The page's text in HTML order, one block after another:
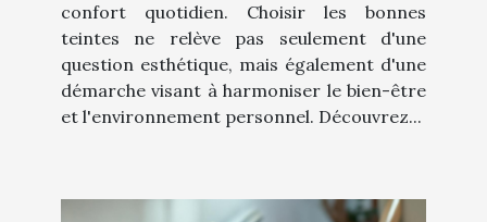
confort quotidien. Choisir les bonnes
teintes ne relève pas seulement d'une
question esthétique, mais également d'une
démarche visant à harmoniser le bien-être
et l'environnement personnel. Découvrez...